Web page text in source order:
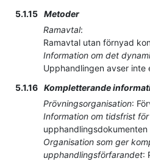
5.1.15 Metoder
Ramavtal:
Ramavtal utan förnyad
Information om det
Upphandlingen avser
5.1.16 Kompletterande
Prövningsorganisation:
Information om tidsfrist
upphandlingsdokumenten
Organisation som ger
upphandlingsförfarandet: